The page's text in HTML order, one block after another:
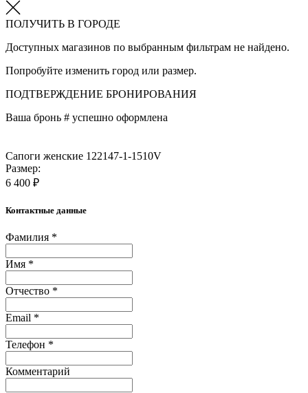
ПОЛУЧИТЬ В ГОРОДЕ
Доступных магазинов по выбранным фильтрам не найдено.
Попробуйте изменить город или размер.
ПОДТВЕРЖДЕНИЕ БРОНИРОВАНИЯ
Ваша бронь # успешно оформлена
Сапоги женские 122147-1-1510V
Размер:
6 400 ₽
Контактные данные
Фамилия *
Имя *
Отчество *
Email *
Телефон *
Комментарий